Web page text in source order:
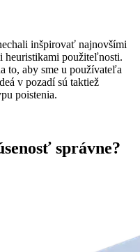
inšpirovať najnovšími
heuristikami použiteľnosti.
to, aby sme u používateľa
v pozadí sú taktiež
poistenia.
správne?